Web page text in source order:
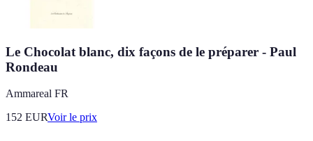
Le Chocolat blanc, dix façons de le préparer - Paul
Rondeau
Ammareal FR
152 EURVoir le prix